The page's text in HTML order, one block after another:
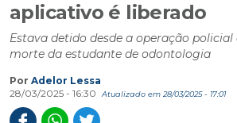
aplicativo é liberado
Estava detido desde a operação
morte da estudante de odontologia
Por Adelor Lessa
28/03/2025 - 16:30
Atualizado em 28/03/2025 - 17:01